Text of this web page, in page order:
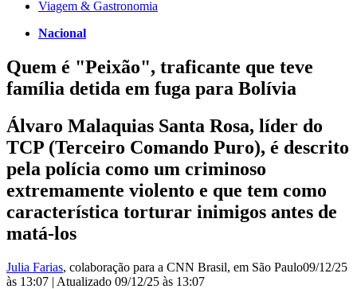
Viagem & Gastronomia
Nacional
Quem é "Peixão", traficante que teve
família detida em fuga para Bolívia
Álvaro Malaquias Santa Rosa, líder do
TCP (Terceiro Comando Puro), é descrito
pela polícia como um criminoso
extremamente violento e que tem como
característica torturar inimigos antes de
matá-los
Julia Farias, colaboração para a CNN Brasil, em São Paulo09/12/25
às 13:07 | Atualizado 09/12/25 às 13:07